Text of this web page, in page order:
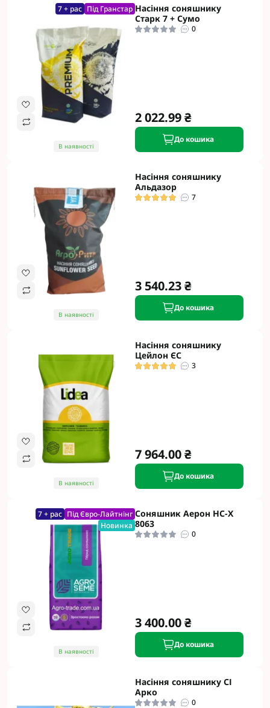
7 + рас Під Гранстар
В наявності
Насіння соняшнику
Старк 7 + Сумо
0
2 022.99 ₴
До кошика
В наявності
Насіння соняшнику
Альдазор
7
3 540.23 ₴
До кошика
В наявності
Насіння соняшнику
Цейлон ЄС
3
7 964.00 ₴
До кошика
7 + рас Під Євро-Лайтнінг
Новинка
В наявності
Соняшник Аерон НС-Х
8063
0
3 400.00 ₴
До кошика
Насіння соняшнику СІ
Арко
0